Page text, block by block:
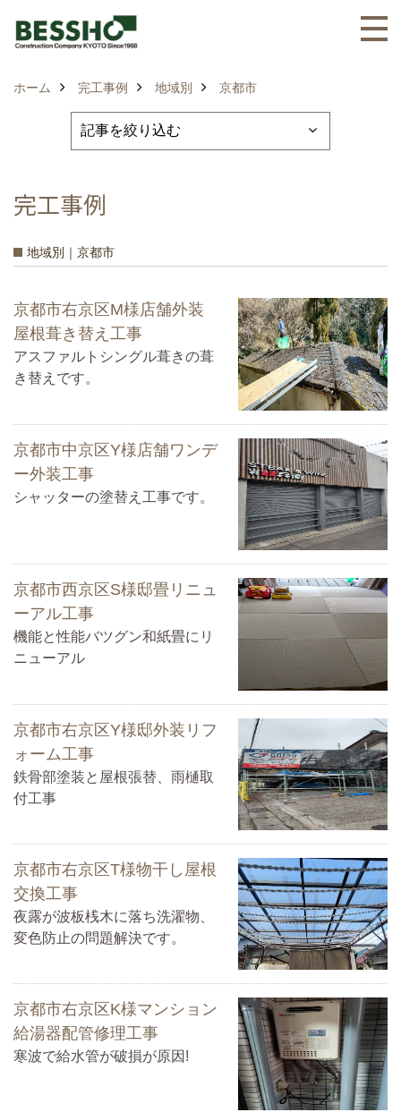
ホーム 完工事例 地域別 京都市
完工事例
地域別｜京都市
京都市右京区M様店舗外装
屋根葺き替え工事
アスファルトシングル葺きの葺
き替えです。
京都市中京区Y様店舗ワンデ
ー外装工事
シャッターの塗替え工事です。
京都市西京区S様邸畳リニュ
ーアル工事
機能と性能バツグン和紙畳にリ
ニューアル
京都市右京区Y様邸外装リフ
ォーム工事
鉄骨部塗装と屋根張替、雨樋取
付工事
京都市右京区T様物干し屋根
交換工事
夜露が波板桟木に落ち洗濯物、
変色防止の問題解決です。
京都市右京区K様マンション
給湯器配管修理工事
寒波で給水管が破損が原因!